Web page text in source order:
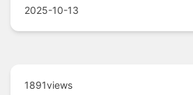
2025-10-13
1891views